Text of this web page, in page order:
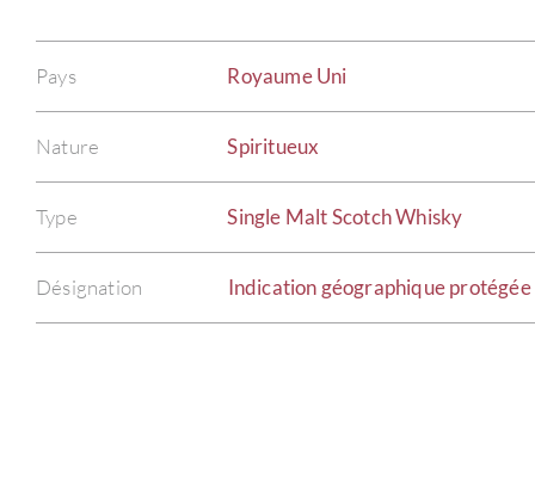
Pays Royaume Uni
Nature Spiritueux
Type Single Malt Scotch Whisky
Désignation Indication géographique protégée